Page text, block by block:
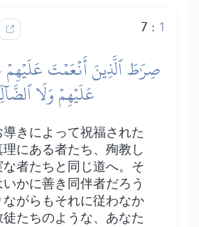
7 : 1
صِرَٰطَ ٱلَّذِينَ أَنۡعَمۡتَ
عَلَيۡهِمۡ وَلَا
きによって祝福された
にある者たち、殉教し
者たちと同じ道へ。そ
かに善き同伴者だろう
がらもそれに従わなか
たちのような、あなた